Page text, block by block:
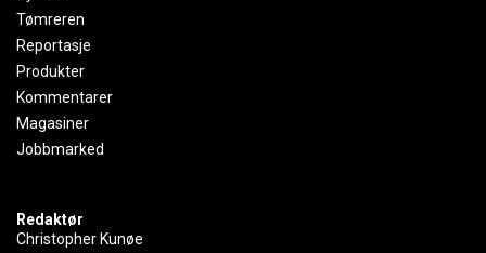
Tømreren
Reportasje
Produkter
Kommentarer
Magasiner
Jobbmarked
Redaktør
Christopher Kunøe